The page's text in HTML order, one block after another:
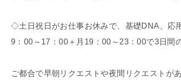
◇土日祝日がお仕事お休みで、基礎DNA、応
9：00～17：00＋月19：00～23：00で3日間
ご都合で早朝リクエストや夜間リクエストが